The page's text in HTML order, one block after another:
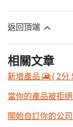
返回頂端
相關文章
新增產品 🎦 ( 2分
當你的產品被拒
開始自訂你的公